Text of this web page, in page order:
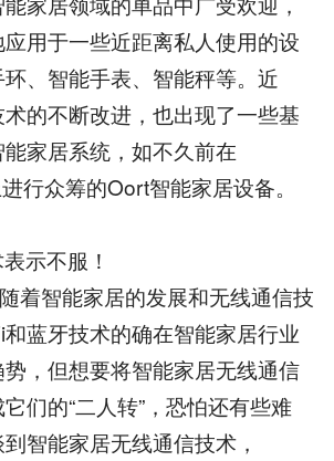
用于一些近距离私人使用的设
、智能手表、智能秤等。近
的不断改进，也出现了一些基
家居系统，如不久前在
行众筹的Oort智能家居设备。
示不服！
着智能家居的发展和无线通信技
蓝牙技术的确在智能家居行业
，但想要将智能家居无线通信
们的“二人转”，恐怕还有些难
智能家居无线通信技术，